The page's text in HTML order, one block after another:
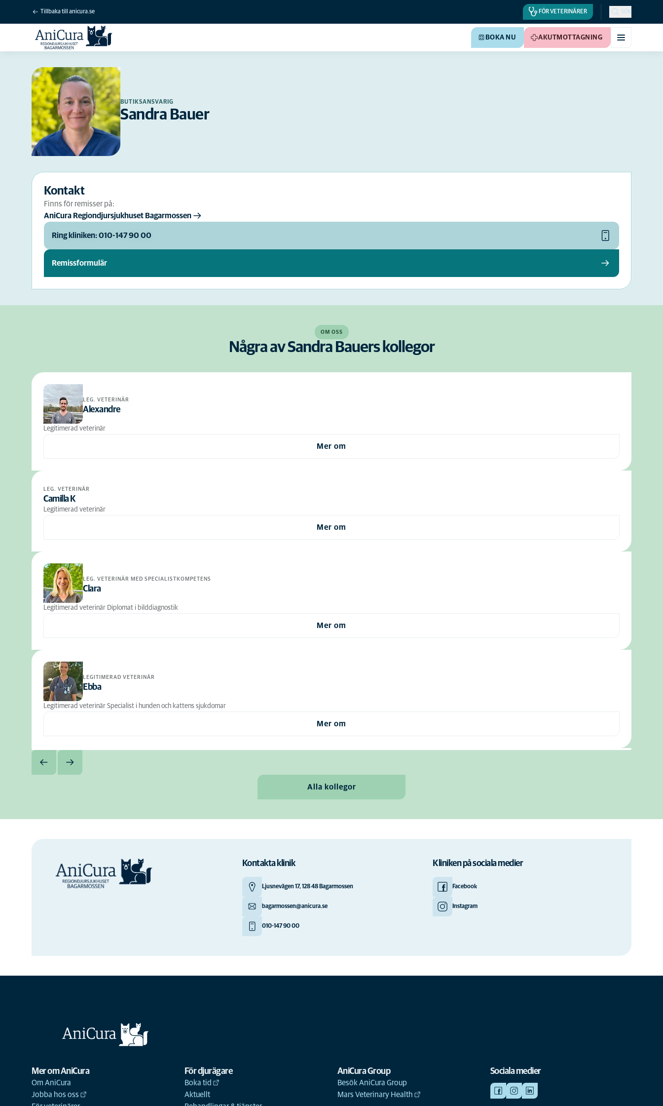
Tillbaka till anicura.se FÖR VETERINÄRER SÖK
BOKA NU AKUTMOTTAGNING
BUTIKSANSVARIG
Sandra Bauer
Kontakt
Finns för remisser på:
AniCura Regiondjursjukhuset Bagarmossen
Ring kliniken: 010-147 90 00
Remissformulär
OM OSS
Några av Sandra Bauers kollegor
LEG. VETERINÄR
Alexandre
Legitimerad veterinär
Mer om
LEG. VETERINÄR
Camilla K
Legitimerad veterinär
Mer om
LEG. VETERINÄR MED SPECIALISTKOMPETENS
Clara
Legitimerad veterinär Diplomat i bilddiagnostik
Mer om
LEGITIMERAD VETERINÄR
Ebba
Legitimerad veterinär Specialist i hunden och kattens sjukdomar
Mer om
Alla kollegor
Kontakta klinik
Ljusnevägen 17, 128 48 Bagarmossen
bagarmossen@anicura.se
010-147 90 00
Kliniken på sociala medier
Facebook
Instagram
Mer om AniCura
Om AniCura
Jobba hos oss
För djurägare
Boka tid
Aktuellt
AniCura Group
Besök AniCura Group
Mars Veterinary Health
Sociala medier